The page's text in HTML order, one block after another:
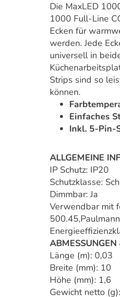
Die MaxLED
1000 Full-Line
Ecken für
werden. Jede
universell in
Strips sind so
können.
Einfaches
Inkl. 5-Pin-
ALLGEMEINE
IP Schutz: IP20
Schutzklasse:
Dimmbar: Ja
Verwendbar mit
Länge (m): 0,03
Breite (mm): 10
Höhe (mm): 1,6
Gewicht netto